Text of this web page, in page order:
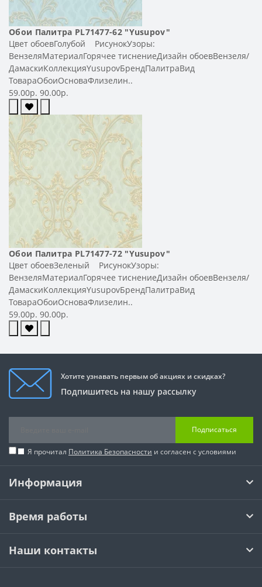
Обои Палитра PL71477-62 "Yusupov"
Цвет обоевГолубой РисунокУзоры:
ВензеляМатериалГорячее тиснениеДизайн обоевВензеля/
ДамаскиКоллекцияYusupovБрендПалитраВид
ТовараОбоиОсноваФлизелин..
59.00р. 90.00р.
Обои Палитра PL71477-72 "Yusupov"
Цвет обоевЗеленый РисунокУзоры:
ВензеляМатериалГорячее тиснениеДизайн обоевВензеля/
ДамаскиКоллекцияYusupovБрендПалитраВид
ТовараОбоиОсноваФлизелин..
59.00р. 90.00р.
Хотите узнавать первым об акциях и скидках?
Подпишитесь на нашу рассылку
Подписаться
Я прочитал Политика Безопасности и согласен с условиями
Информация
Время работы
Наши контакты